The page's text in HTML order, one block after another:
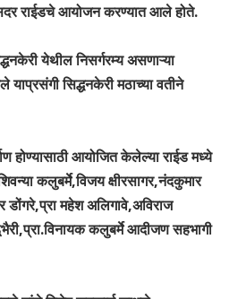
सदर राईडचे आयोजन करण्यात आले होते.
येथील निसर्गरम्य असणाऱ्या
याप्रसंगी सिद्धनकेरी मठाच्या वतीने
होण्यासाठी आयोजित केलेल्या राईड मध्ये
कलुबर्मे,विजय क्षीरसागर,नंदकुमार
महेश अलिगावे,अविराज
कलुबर्मे आदीजण सहभागी